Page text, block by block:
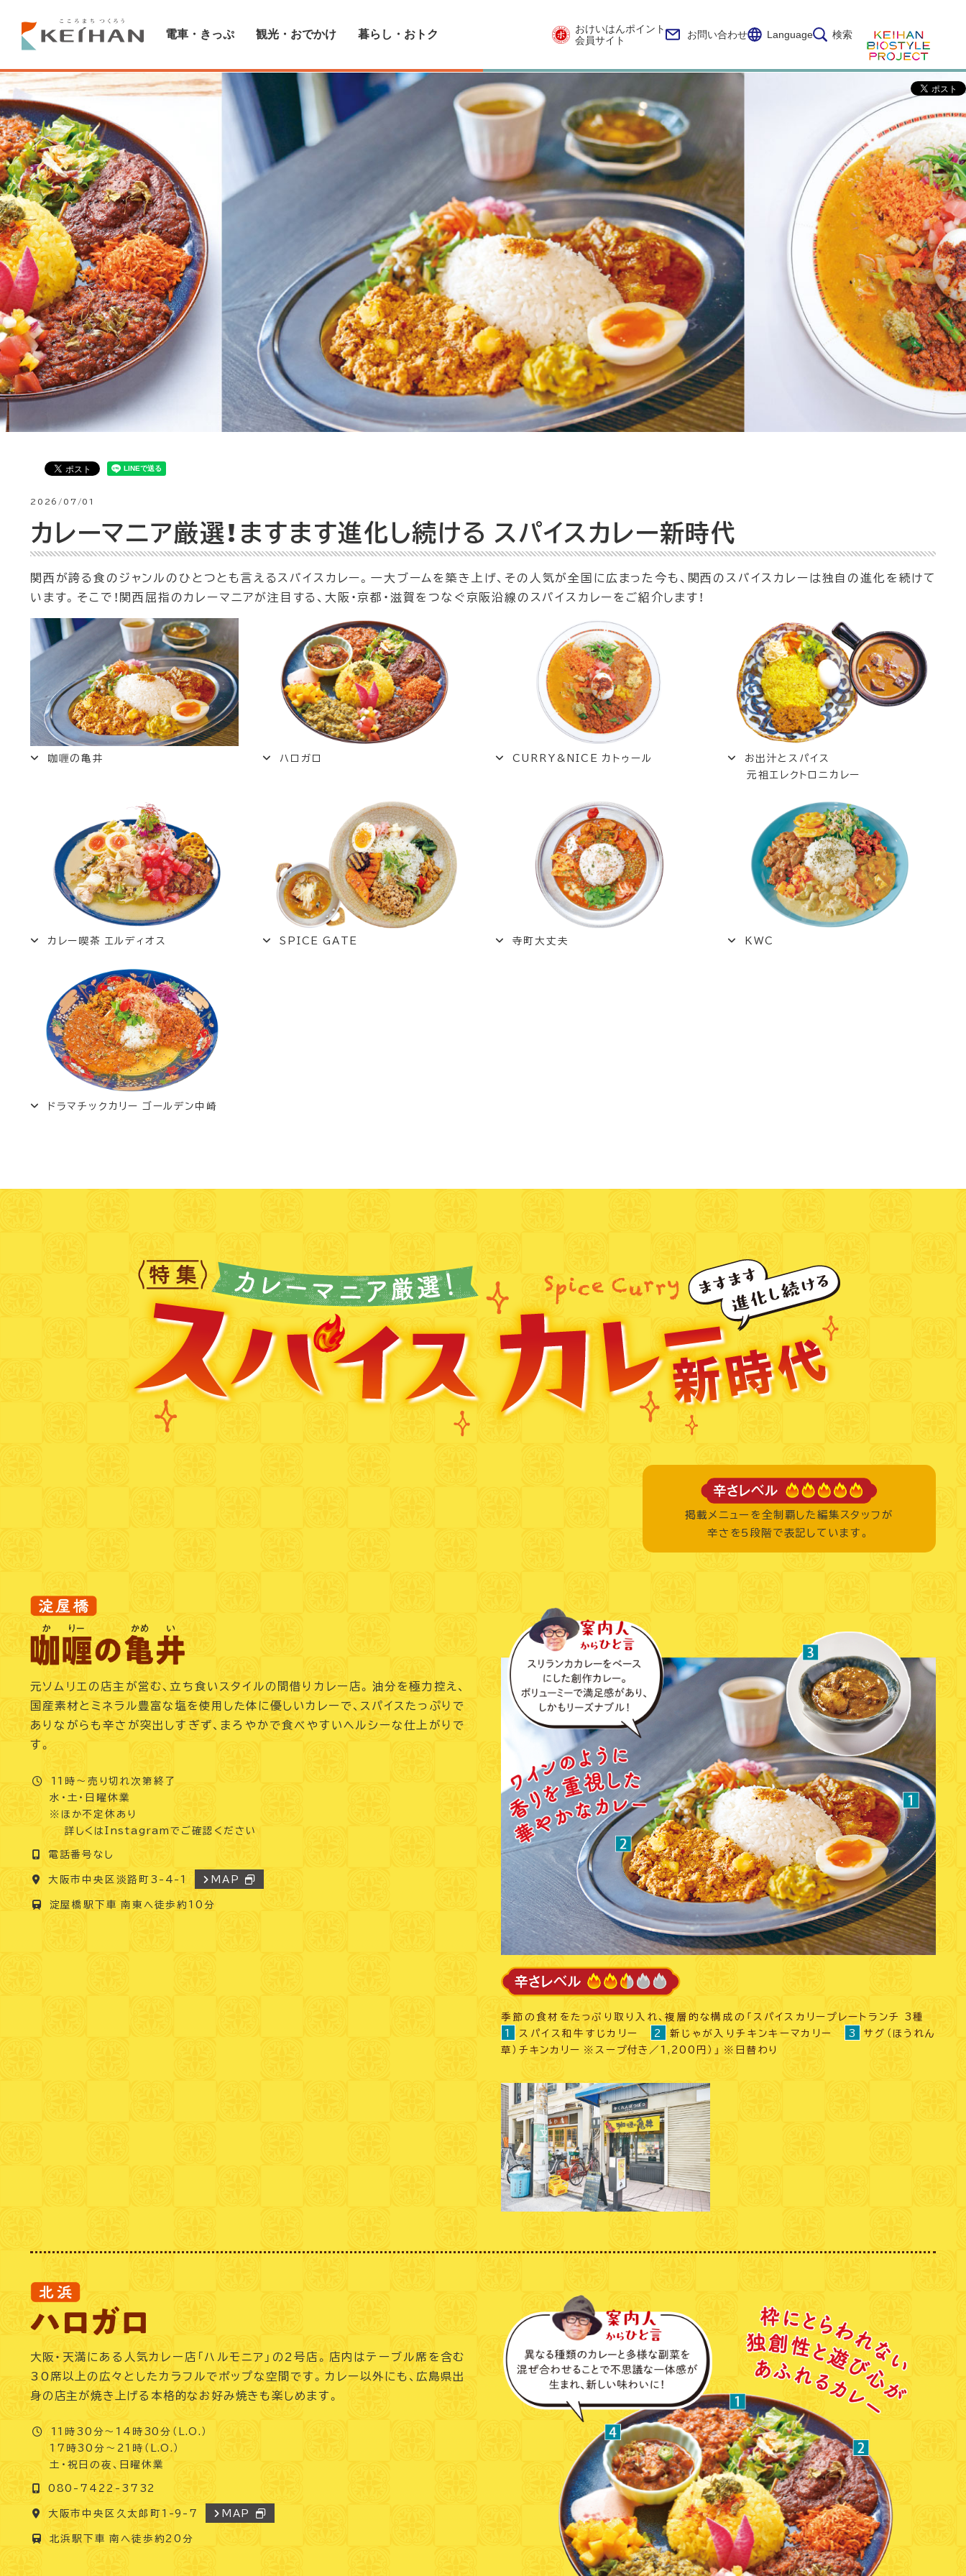
電車・きっぷ 観光・おでかけ 暮らし・おトク
おけいはんポイント
会員サイト
お問い合わせ Language 検索
2026/07/01
カレーマニア厳選！ ますます進化し続ける スパイスカレー新時代
関西が誇る食のジャンルのひとつとも言えるスパイスカレー。一大ブームを築き上げ、その人気が全国に広まった今も、関西のスパイスカレーは独自の進化を続けて
います。そこで！関西屈指のカレーマニアが注目する、大阪・京都・滋賀をつなぐ京阪沿線のスパイスカレーをご紹介します！
咖喱の亀井 ハロガロ CURRY&NICE カトゥール
お出汁とスパイス
元祖エレクトロニカレー
カレー喫茶 エルディオス SPICE GATE 寺町大丈夫 KWC
ドラマチックカリー ゴールデン中崎
掲載メニューを全制覇した編集スタッフが
辛さを5段階で表記しています。
元ソムリエの店主が営む、立ち食いスタイルの間借りカレー店。油分を極力控え、
国産素材とミネラル豊富な塩を使用した体に優しいカレーで、スパイスたっぷりで
ありながらも辛さが突出しすぎず、まろやかで食べやすいヘルシーな仕上がりで
す。
季節の食材をたっぷり取り入れ、複層的な構成の「スパイスカリープレートランチ 3種
1
スパイス和牛すじカリー 2 新じゃが入りチキンキーマカリー 3
サグ（ほうれん
草）チキンカリー ※スープ付き／1,200円）」 ※日替わり
11時～売り切れ次第終了
水・土・日曜休業
※ほか不定休あり
詳しくはInstagramでご確認ください
電話番号なし
大阪市中央区淡路町3-4-1
MAP
淀屋橋駅下車 南東へ徒歩約10分
大阪・天満にある人気カレー店「ハルモニア」の2号店。店内はテーブル席を含む
30席以上の広々としたカラフルでポップな空間です。カレー以外にも、広島県出
身の店主が焼き上げる本格的なお好み焼きも楽しめます。
11時30分～14時30分（L.O.）
17時30分～21時（L.O.）
土・祝日の夜、日曜休業
080-7422-3732
大阪市中央区久太郎町1-9-7
MAP
北浜駅下車 南へ徒歩約20分